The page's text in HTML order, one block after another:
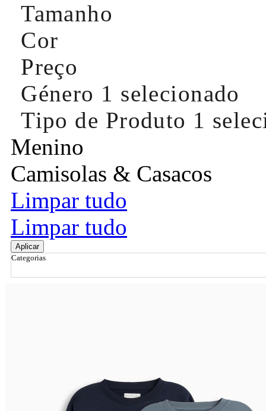
Tamanho
Cor
Preço
Género 1 selecionado
Tipo de Produto 1
Menino
Camisolas & Casacos
Limpar tudo
Limpar tudo
Aplicar
Categorias
Filtrar & Ordenar